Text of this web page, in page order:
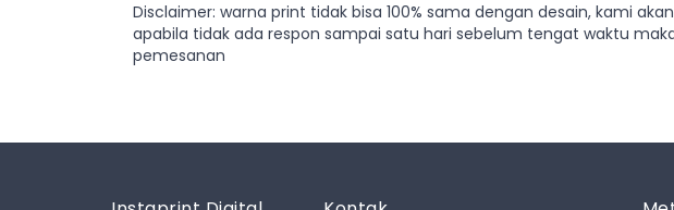
Disclaimer: warna print tidak bisa 100% sama dengan desain, kami
apabila tidak ada respon sampai satu hari sebelum tengat waktu
pemesanan